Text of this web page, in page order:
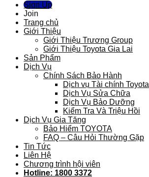
Sign Up
Join
Trang chủ
Giới Thiệu
Giới Thiệu Trương Group
Giới Thiệu Toyota Gia Lai
Sản Phẩm
Dịch Vụ
Chính Sách Bảo Hành
Dịch vụ Tài chính Toyota
Dịch Vụ Sửa Chữa
Dịch Vụ Bảo Dưỡng
Kiểm Tra Và Triệu Hồi
Dịch Vụ Gia Tăng
Bảo Hiểm TOYOTA
FAQ – Câu Hỏi Thường Gặp
Tin Tức
Liên Hệ
Chương trình hội viên
Hotline: 1800 3372